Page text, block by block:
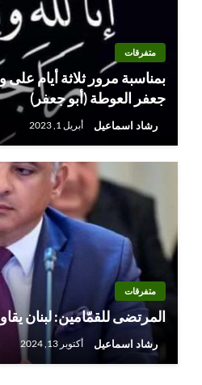
متفرقات
بمناسبة مرور ثلاثة أيام
جعفر العوطة (أبو جعفر)
رشاد اسماعيل أبريل 1, 2023
متفرقات
المرتضى للقمّامين: لبنان
رشاد اسماعيل أكتوبر 13, 2024